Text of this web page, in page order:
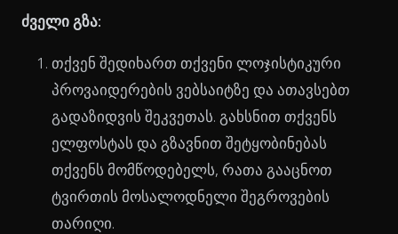
ძველი გზა:
თქვენ შედიხართ თქვენი ლოჯისტიკური
პროვაიდერების ვებსაიტზე და ათავსებთ
გადაზიდვის შეკვეთას. გახსნით თქვენს
ელფოსტას და გზავნით შეტყობინებას
თქვენს მომწოდებელს, რათა გააცნოთ
ტვირთის მოსალოდნელი შეგროვების
თარიღი.